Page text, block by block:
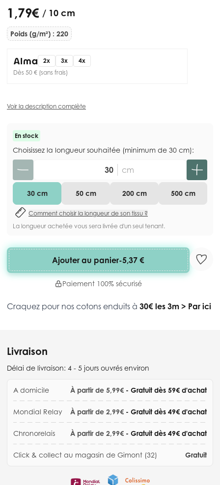
1,79 € / 10 cm
Poids (g/m²) : 220
2x 3x
4x
Dès 50 € (sans frais)
Voir la description complète
En stock
Choisissez la longueur souhaitée (minimum de 30 cm):
cm
30 cm 50 cm 200 cm 500 cm
Comment choisir la longueur de son tissu ?
La longueur achetée vous sera livrée d'un seul tenant.
Ajouter au panier-5,37 €
Paiement 100% sécurisé
Craquez pour nos cotons enduits à 30€ les 3m > Par ici
Livraison
Délai de livraison: 4 - 5 jours ouvrés environ
A domicile À partir de 5,99€ - Gratuit dès 59€ d'achat
Mondial Relay À partir de 2,99€ - Gratuit dès 49€ d'achat
Chronorelais À partir de 2,99€ - Gratuit dès 49€ d'achat
Click & collect au magasin de Gimont (32) Gratuit